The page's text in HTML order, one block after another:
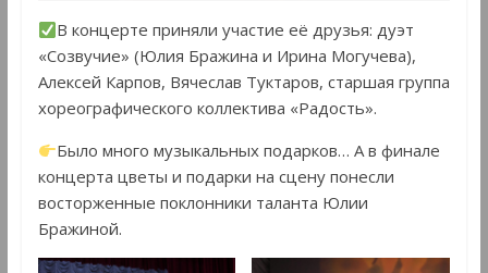
В концерте приняли участие её друзья: дуэт
«Созвучие» (Юлия Бражина и Ирина Могучева),
Алексей Карпов, Вячеслав Туктаров, старшая группа
хореографического коллектива «Радость».
Было много музыкальных подарков… А в финале
концерта цветы и подарки на сцену понесли
восторженные поклонники таланта Юлии
Бражиной.